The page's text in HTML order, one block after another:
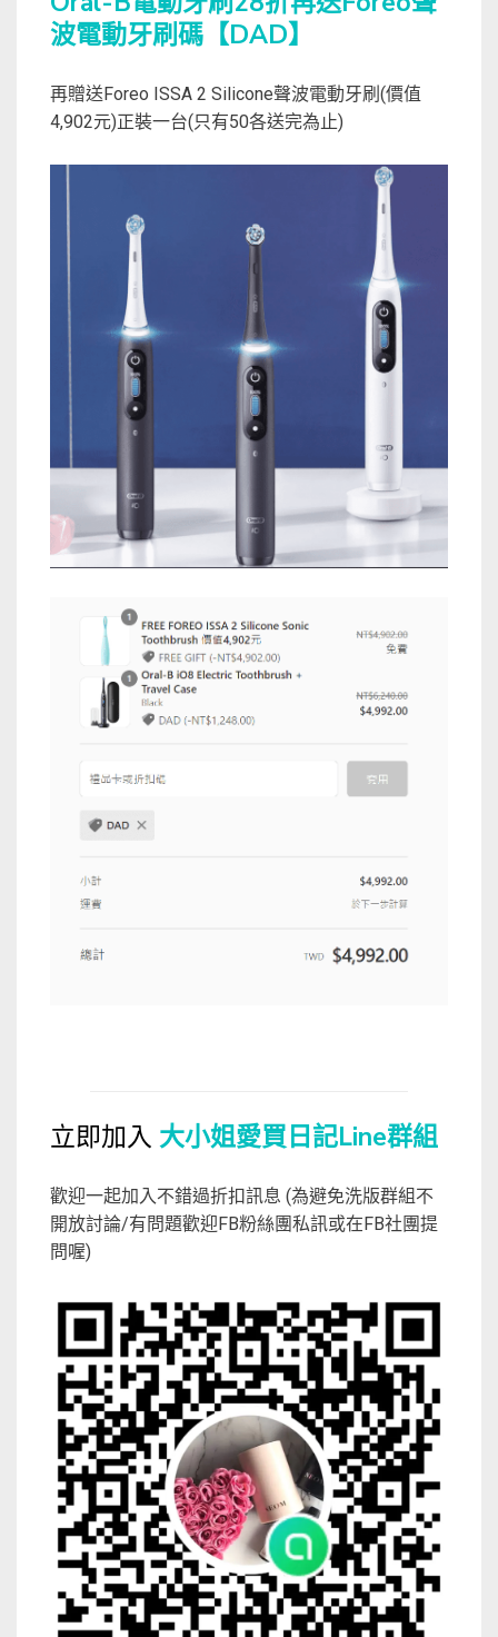
波電動牙刷碼【DAD】
再贈送Foreo ISSA 2 Silicone聲波電動牙刷(價值
4,902元)正裝一台(只有50各送完為止)
立即加入 大小姐愛買日記Line群組
歡迎一起加入不錯過折扣訊息 (為避免洗版群組不
開放討論/有問題歡迎FB粉絲團私訊或在FB社團提
問喔)